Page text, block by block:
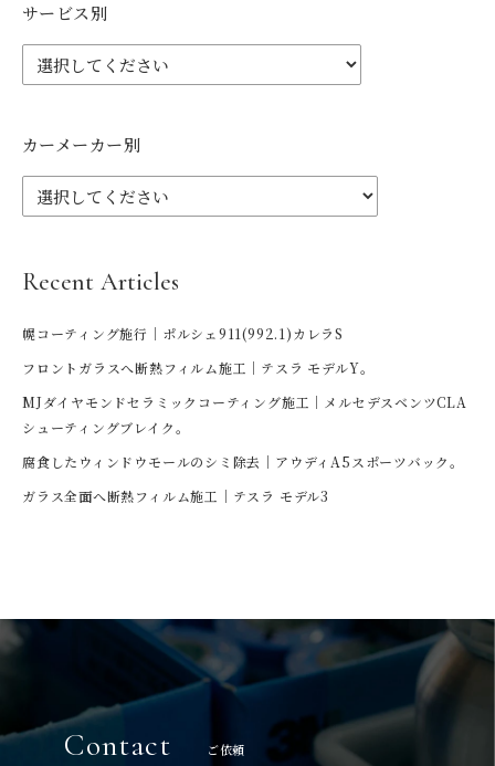
サービス別
カーメーカー別
Recent Articles
幌コーティング施行｜ポルシェ911(992.1)カレラS
フロントガラスへ断熱フィルム施工｜テスラ モデルY。
MJダイヤモンドセラミックコーティング施工｜メルセデスベンツCLA
シューティングブレイク。
腐食したウィンドウモールのシミ除去｜アウディA5スポーツバック。
ガラス全面へ断熱フィルム施工｜テスラ モデル3
Contact ご依頼